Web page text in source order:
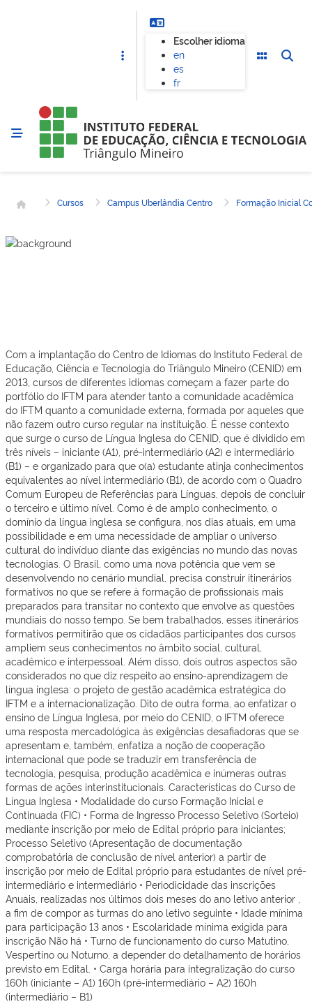
Escolher idioma
en
es
fr
Página inicial
Cursos Campus Uberlândia Centro Formação Inicial
Com a implantação do Centro de Idiomas do Instituto Federal de
Educação, Ciência e Tecnologia do Triângulo Mineiro (CENID) em
2013, cursos de diferentes idiomas começam a fazer parte do
portfólio do IFTM para atender tanto a comunidade acadêmica
do IFTM quanto a comunidade externa, formada por aqueles que
não fazem outro curso regular na instituição. É nesse contexto
que surge o curso de Língua Inglesa do CENID, que é dividido em
três níveis – iniciante (A1), pré-intermediário (A2) e intermediário
(B1) – e organizado para que o(a) estudante atinja conhecimentos
equivalentes ao nível intermediário (B1), de acordo com o Quadro
Comum Europeu de Referências para Línguas, depois de concluir
o terceiro e último nível. Como é de amplo conhecimento, o
domínio da língua inglesa se configura, nos dias atuais, em uma
possibilidade e em uma necessidade de ampliar o universo
cultural do indivíduo diante das exigências no mundo das novas
tecnologias. O Brasil, como uma nova potência que vem se
desenvolvendo no cenário mundial, precisa construir itinerários
formativos no que se refere à formação de profissionais mais
preparados para transitar no contexto que envolve as questões
mundiais do nosso tempo. Se bem trabalhados, esses itinerários
formativos permitirão que os cidadãos participantes dos cursos
ampliem seus conhecimentos no âmbito social, cultural,
acadêmico e interpessoal. Além disso, dois outros aspectos são
considerados no que diz respeito ao ensino-aprendizagem de
língua inglesa: o projeto de gestão acadêmica estratégica do
IFTM e a internacionalização. Dito de outra forma, ao enfatizar o
ensino de Língua Inglesa, por meio do CENID, o IFTM oferece
uma resposta mercadológica às exigências desafiadoras que se
apresentam e, também, enfatiza a noção de cooperação
internacional que pode se traduzir em transferência de
tecnologia, pesquisa, produção acadêmica e inúmeras outras
formas de ações interinstitucionais. Características do Curso de
Língua Inglesa • Modalidade do curso Formação Inicial e
Continuada (FIC) • Forma de Ingresso Processo Seletivo (Sorteio)
mediante inscrição por meio de Edital próprio para iniciantes;
Processo Seletivo (Apresentação de documentação
comprobatória de conclusão de nível anterior) a partir de
inscrição por meio de Edital próprio para estudantes de nível pré-
intermediário e intermediário • Periodicidade das inscrições
Anuais, realizadas nos últimos dois meses do ano letivo anterior ,
a fim de compor as turmas do ano letivo seguinte • Idade mínima
para participação 13 anos • Escolaridade mínima exigida para
inscrição Não há • Turno de funcionamento do curso Matutino,
Vespertino ou Noturno, a depender do detalhamento de horários
previsto em Edital. • Carga horária para integralização do curso
160h (iniciante – A1) 160h (pré-intermediário – A2) 160h
(intermediário – B1)